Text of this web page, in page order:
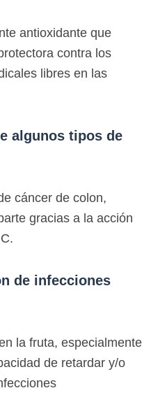
antioxidante que
contra los
libres en las
algunos tipos de
cáncer de colon,
gracias a la acción
de infecciones
la fruta, especialmente
de retardar y/o